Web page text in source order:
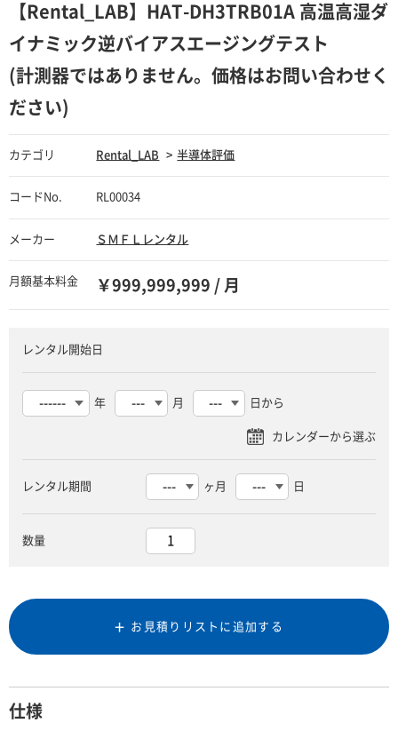
【Rental_LAB】HAT-DH3TRB01A 高温高湿ダ
イナミック逆バイアスエージングテスト
(計測器ではありません。価格はお問い合わせく
ださい)
カテゴリ Rental_LAB 半導体評価
コードNo. RL00034
メーカー ＳＭＦＬレンタル
月額基本料金 ￥999,999,999 / 月
レンタル開始日
年 月 日から
レンタル期間 ヶ月 日
数量
お見積りリストに追加する
仕様